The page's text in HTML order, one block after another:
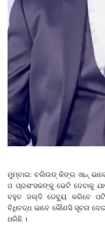
ମୁମ୍ବାଇ: ବଲିଉଡ୍ କିଙ୍ଗ ଖାନ୍
ଓ ପ୍ରଶଂସକଙ୍କୁ ଭେଟି ଦେବାକୁ
ବହୁତ ଜଲ୍‌ଦି ଡେବ୍ୟୁ କରିବେ
ବିଧିବଦ୍ଧ ଭାବେ କୌଣସି ସୂଚନା
ଧରିଛି ।